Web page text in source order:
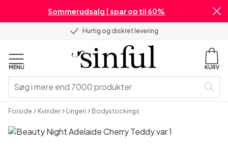
Sommerudsalg | spar op til 60%
Hurtig og diskret levering
MENU KURV
Forside Kvinder Lingeri Bodystockings